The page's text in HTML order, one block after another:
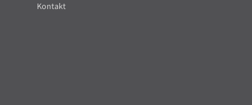
Kontakt